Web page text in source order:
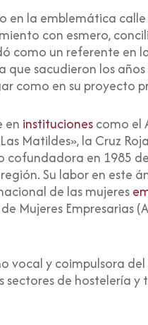
en la emblemática
con esmero,
como un referente en
sacudieron los años
como en su proyecto
en institucionescomo el
Matildes», la Cruz
en 1985
Su labor en este
de las mujeres
Mujeres Empresarias
vocal y coimpulsora
de hostelería y